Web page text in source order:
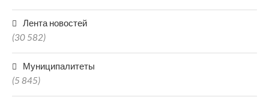
Лента новостей
(30 582)
Муниципалитеты
(5 845)